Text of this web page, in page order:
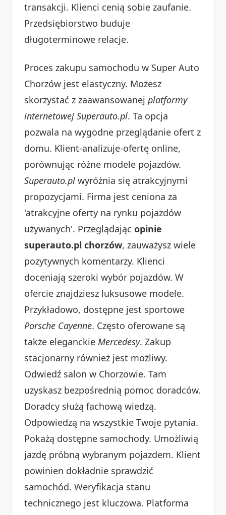
transakcji. Klienci cenią sobie zaufanie.
Przedsiębiorstwo buduje
długoterminowe relacje.
Proces zakupu samochodu w Super Auto
Chorzów jest elastyczny. Możesz
skorzystać z zaawansowanej platformy
internetowej Superauto.pl. Ta opcja
pozwala na wygodne przeglądanie ofert z
domu. Klient-analizuje-ofertę online,
porównując różne modele pojazdów.
Superauto.pl wyróżnia się atrakcyjnymi
propozycjami. Firma jest ceniona za
'atrakcyjne oferty na rynku pojazdów
używanych'. Przeglądając opinie
superauto.pl chorzów, zauważysz wiele
pozytywnych komentarzy. Klienci
doceniają szeroki wybór pojazdów. W
ofercie znajdziesz luksusowe modele.
Przykładowo, dostępne jest sportowe
Porsche Cayenne. Często oferowane są
także eleganckie Mercedesy. Zakup
stacjonarny również jest możliwy.
Odwiedź salon w Chorzowie. Tam
uzyskasz bezpośrednią pomoc doradców.
Doradcy służą fachową wiedzą.
Odpowiedzą na wszystkie Twoje pytania.
Pokażą dostępne samochody. Umożliwią
jazdę próbną wybranym pojazdem. Klient
powinien dokładnie sprawdzić
samochód. Weryfikacja stanu
technicznego jest kluczowa. Platforma